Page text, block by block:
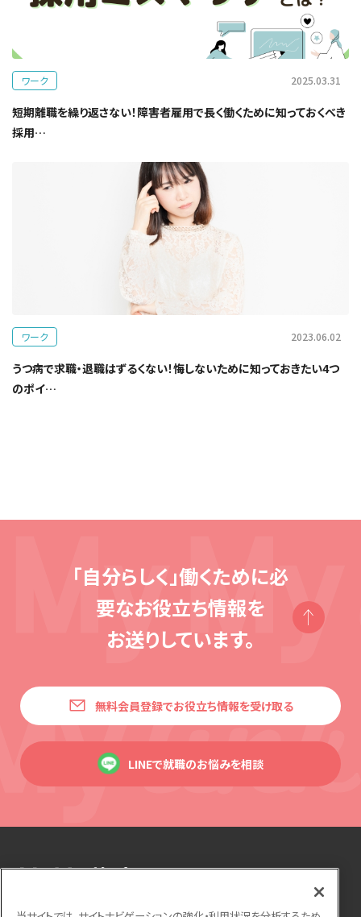
ワーク 2025.03.31
短期離職を繰り返さない！障害者雇用で長く働くために知っておくべき
採用…
ワーク 2023.06.02
うつ病で求職・退職はずるくない！悔しないために知っておきたい4つ
のポイ…
「自分らしく」働くために必
要なお役立ち情報を
お送りしています。
無料会員登録でお役立ち情報を受け取る
LINEで就職のお悩みを相談